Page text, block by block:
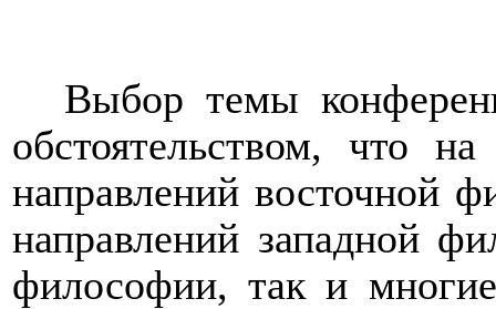
Выбор темы
обстоятельством, что
направлений восточной
направлений западной
философии, так и